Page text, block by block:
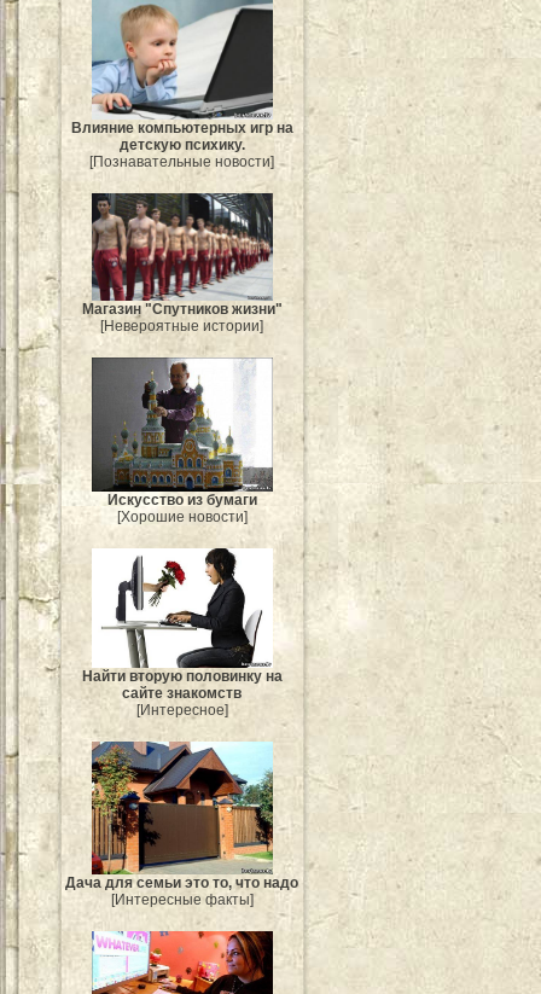
Влияние компьютерных игр на
детскую психику.
[Познавательные новости]
Магазин "Спутников жизни"
[Невероятные истории]
Искусство из бумаги
[Хорошие новости]
Найти вторую половинку на
сайте знакомств
[Интересное]
Дача для семьи это то, что надо
[Интересные факты]